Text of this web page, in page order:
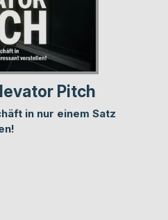
Pitch
in nur einem Satz